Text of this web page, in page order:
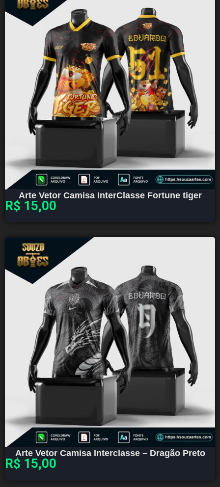
Arte Vetor Camisa InterClasse Fortune tiger
R$ 15,00
Arte Vetor Camisa Interclasse – Dragão Preto
R$ 15,00